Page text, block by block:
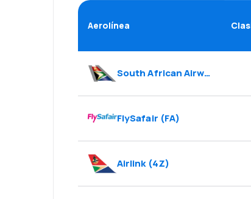
Aerolínea
South African Airways
FlySafair (FA)
Airlink(4Z)